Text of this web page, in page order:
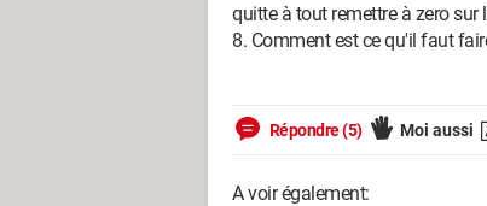
quitte à tout remettre à zero
8. Comment est ce qu'il faut
Répondre (5) Moi aussi
A voir également: